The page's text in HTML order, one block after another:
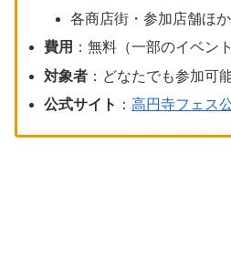
各商店街・参加店舗ほか
費用 ：無料（一部のイベン
対象者 ：どなたでも参加可
公式サイト ：高円寺フェス